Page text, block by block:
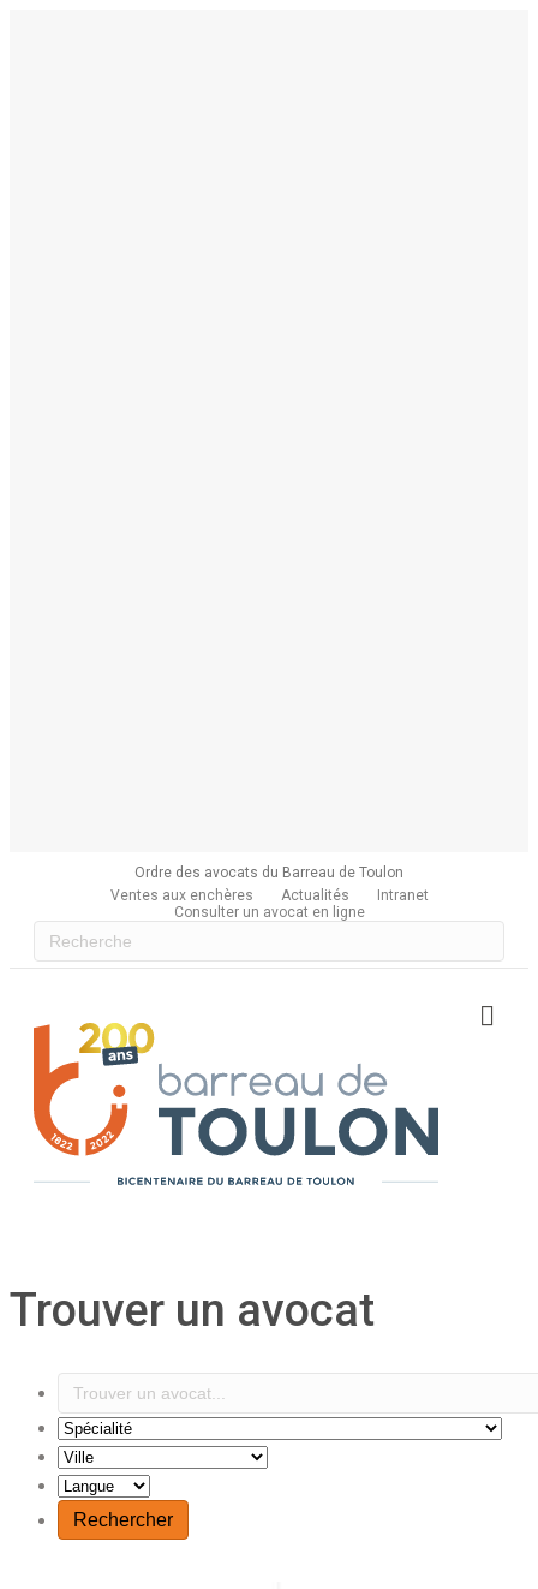
Ordre des avocats du Barreau de Toulon
Ventes aux enchères
Actualités
Intranet
Consulter un avocat en ligne
Trouver un avocat